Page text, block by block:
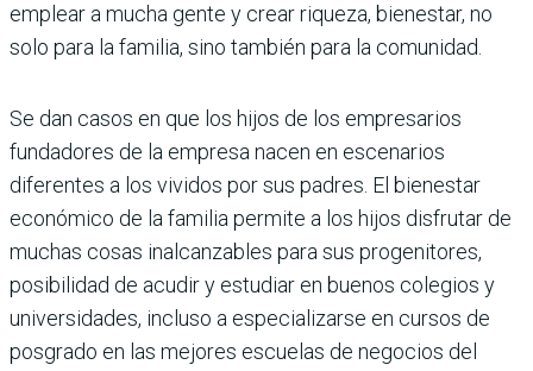
emplear a mucha gente y crear riqueza, bienestar, no
solo para la familia, sino también para la comunidad.
Se dan casos en que los hijos de los empresarios
fundadores de la empresa nacen en escenarios
diferentes a los vividos por sus padres. El bienestar
económico de la familia permite a los hijos disfrutar de
muchas cosas inalcanzables para sus progenitores,
posibilidad de acudir y estudiar en buenos colegios y
universidades, incluso a especializarse en cursos de
posgrado en las mejores escuelas de negocios del